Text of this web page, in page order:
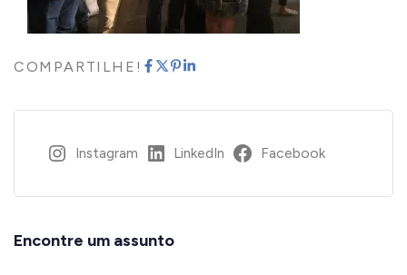
COMPARTILHE!
Instagram LinkedIn Facebook
Encontre um assunto